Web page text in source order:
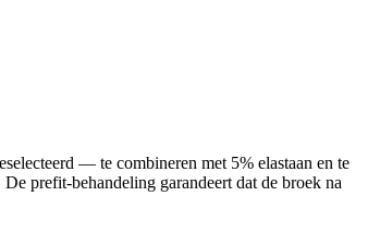
— te combineren met 5% elastaan en te
prefit-behandeling garandeert dat de broek na